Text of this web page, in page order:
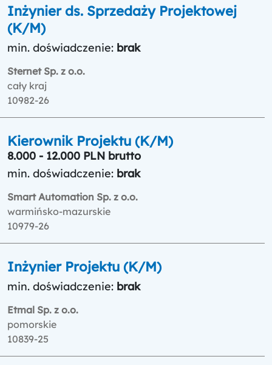
Inżynier ds. Sprzedaży Projektowej
(K/M)
min. doświadczenie: brak
Sternet Sp. z o.o.
cały kraj
10982-26
Kierownik Projektu (K/M)
8.000 - 12.000 PLN brutto
min. doświadczenie: brak
Smart Automation Sp. z o.o.
warmińsko-mazurskie
10979-26
Inżynier Projektu (K/M)
min. doświadczenie: brak
Etmal Sp. z o.o.
pomorskie
10839-25